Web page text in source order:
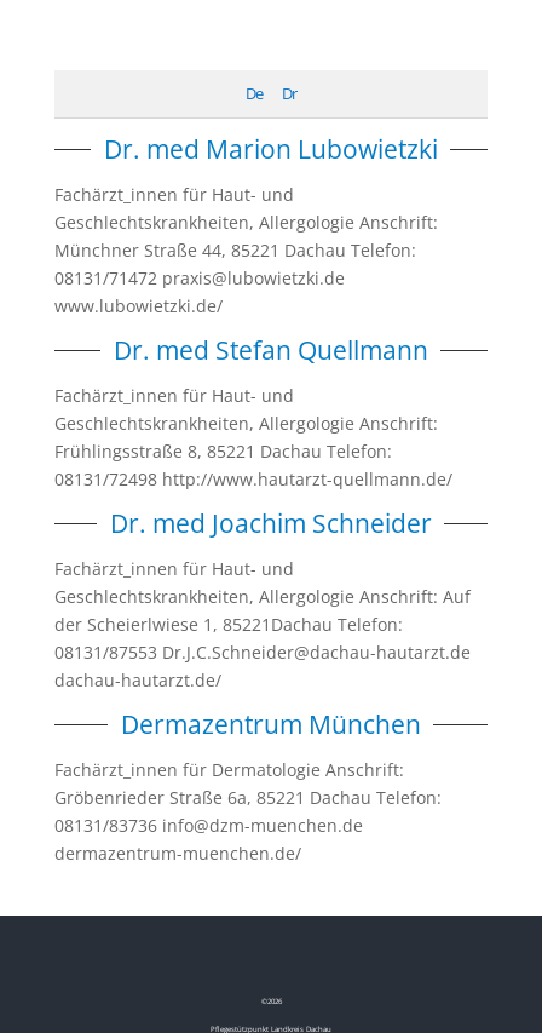
De Dr
Dr. med Marion Lubowietzki
Fachärzt_innen für Haut- und
Geschlechtskrankheiten, Allergologie Anschrift:
Münchner Straße 44, 85221 Dachau Telefon:
08131/71472 praxis@lubowietzki.de
www.lubowietzki.de/
Dr. med Stefan Quellmann
Fachärzt_innen für Haut- und
Geschlechtskrankheiten, Allergologie Anschrift:
Frühlingsstraße 8, 85221 Dachau Telefon:
08131/72498 http://www.hautarzt-quellmann.de/
Dr. med Joachim Schneider
Fachärzt_innen für Haut- und
Geschlechtskrankheiten, Allergologie Anschrift: Auf
der Scheierlwiese 1, 85221Dachau Telefon:
08131/87553 Dr.J.C.Schneider@dachau-hautarzt.de
dachau-hautarzt.de/
Dermazentrum München
Fachärzt_innen für Dermatologie Anschrift:
Gröbenrieder Straße 6a, 85221 Dachau Telefon:
08131/83736 info@dzm-muenchen.de
dermazentrum-muenchen.de/
©2026
Pflegestützpunkt Landkreis Dachau